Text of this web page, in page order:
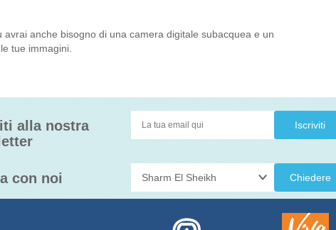
anche bisogno di una camera digitale subacquea e un
tue immagini.
alla nostra
con noi Chiedere